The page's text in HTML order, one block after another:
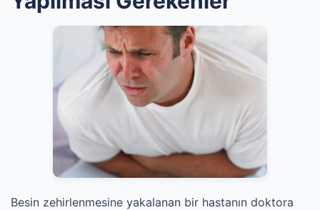
Besin zehirlenmesine yakalanan bir hastanın doktora